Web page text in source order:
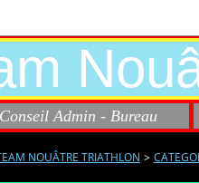
Conseil Admin - Bureau
NOUÂTRE TRIATHLON >